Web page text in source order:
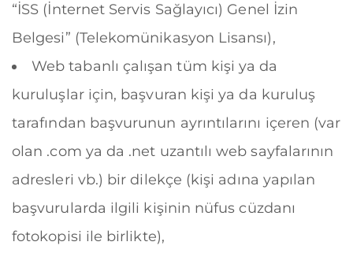
“İSS (İnternet Servis Sağlayıcı) Genel İzin
Belgesi” (Telekomünikasyon Lisansı),
Web tabanlı çalışan tüm kişi ya da
kuruluşlar için, başvuran kişi ya da kuruluş
tarafından başvurunun ayrıntılarını içeren (var
olan .com ya da .net uzantılı web sayfalarının
adresleri vb.) bir dilekçe (kişi adına yapılan
başvurularda ilgili kişinin nüfus cüzdanı
fotokopisi ile birlikte),